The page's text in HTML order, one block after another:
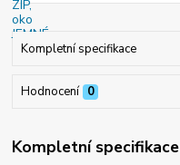
Kompletní specifikace
Hodnocení 0
Kompletní specifikace